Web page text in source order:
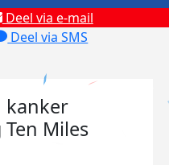
Deel via e-mail
Deel via SMS
kanker
Miles